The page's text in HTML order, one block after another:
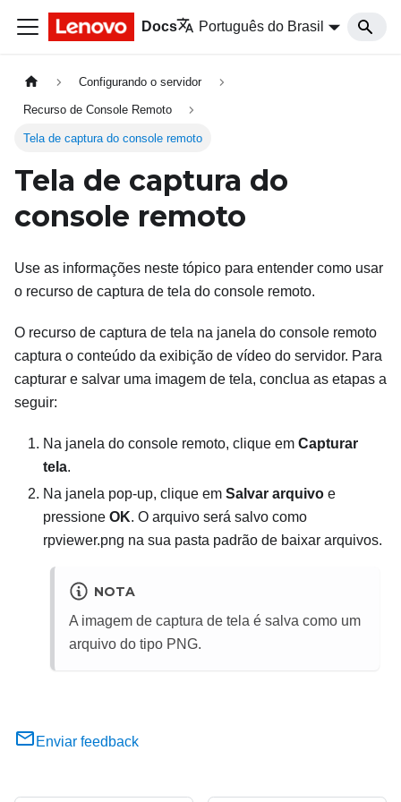
Docs Português do Brasil
Configurando o servidor
Recurso de Console Remoto
Tela de captura do console remoto
Tela de captura do
console remoto
Use as informações neste tópico para entender como usar
o recurso de captura de tela do console remoto.
O recurso de captura de tela na janela do console remoto
captura o conteúdo da exibição de vídeo do servidor. Para
capturar e salvar uma imagem de tela, conclua as etapas a
seguir:
Na janela do console remoto, clique em Capturar
tela.
Na janela pop-up, clique em Salvar arquivo e
pressione OK. O arquivo será salvo como
rpviewer.png na sua pasta padrão de baixar arquivos.
NOTA
A imagem de captura de tela é salva como um
arquivo do tipo PNG.
Enviar feedback